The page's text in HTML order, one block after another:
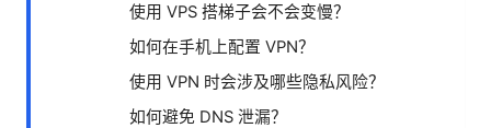
使用 VPS 搭梯子会不会变慢？
如何在手机上配置 VPN？
使用 VPN 时会涉及哪些隐私风险？
如何避免 DNS 泄漏？